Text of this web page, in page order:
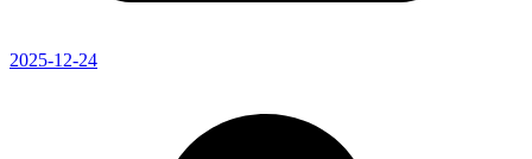
2025-12-24